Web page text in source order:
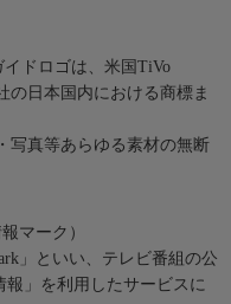
ドロゴは、米国TiVo
の日本国内における商標ま
写真等あらゆる素材の無断
マーク）
」といい、テレビ番組の公
報」を利用したサービスに